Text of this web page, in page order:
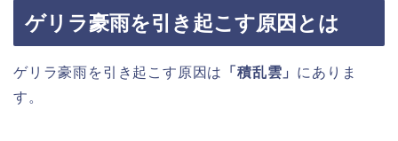
ゲリラ豪雨を引き起こす原因とは
ゲリラ豪雨を引き起こす原因は 「積乱雲」 にありま
す。